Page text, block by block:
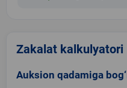
Zakalat kalkulyatori
Auksion qadamiga